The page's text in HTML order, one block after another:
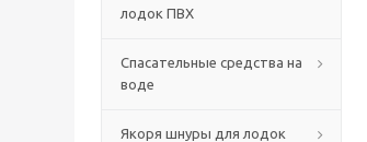
лодок ПВХ
Спасательные средства на
воде
Якоря шнуры для лодок